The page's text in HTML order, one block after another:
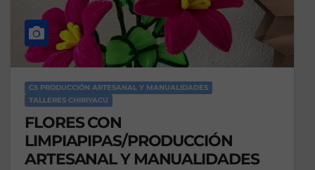
CS PRODUCCIÓN ARTESANAL Y MANUALIDADES
TALLERES CHIRIYACU
FLORES CON
LIMPIAPIPAS/PRODUCCIÓN
ARTESANAL Y MANUALIDADES